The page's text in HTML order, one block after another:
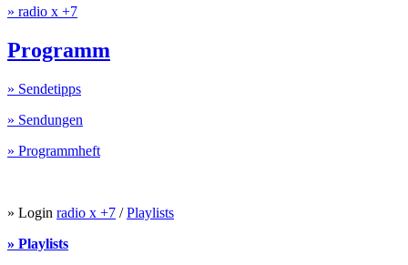
» radio x +7
Programm
» Sendetipps
» Sendungen
» Programmheft
» Login radio x +7 /Playlists
» Playlists